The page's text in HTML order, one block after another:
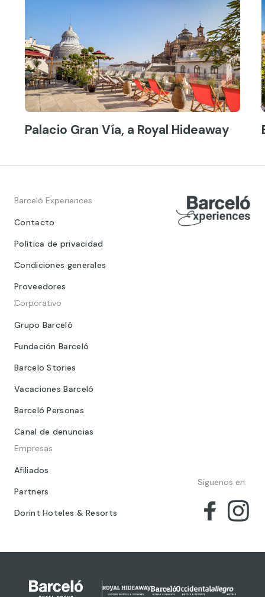
Palacio Gran Vía, a Royal Hideaway
Barceló Experiences
Contacto
Política de privacidad
Condiciones generales
Proveedores
Corporativo
Grupo Barceló
Fundación Barceló
Barcelo Stories
Vacaciones Barceló
Barceló Personas
Canal de denuncias
Empresas
Afiliados
Partners
Dorint Hoteles & Resorts
Síguenos en: